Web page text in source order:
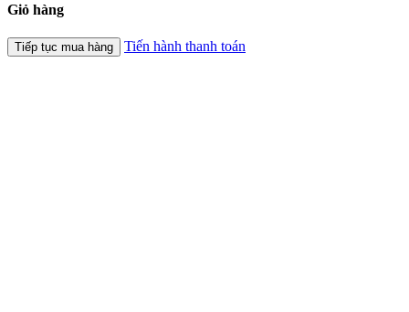
Giỏ hàng
Tiếp tục mua hàng Tiến hành thanh toán